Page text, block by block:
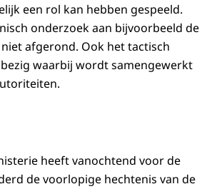
een rol kan hebben gespeeld.
onderzoek aan bijvoorbeeld de
afgerond. Ook het tactisch
waarbij wordt samengewerkt
heeft vanochtend voor de
de voorlopige hechtenis van de